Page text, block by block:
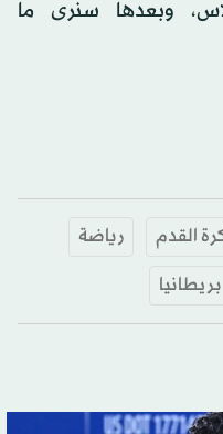
وبعدها سنرى ما
القدم
رياضة
بريطانيا